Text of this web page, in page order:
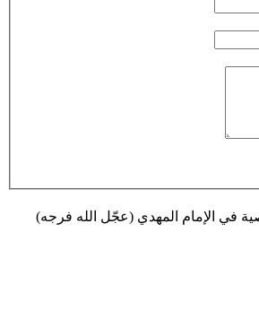
في الإمام المهدي (عجّل الله فرجه)